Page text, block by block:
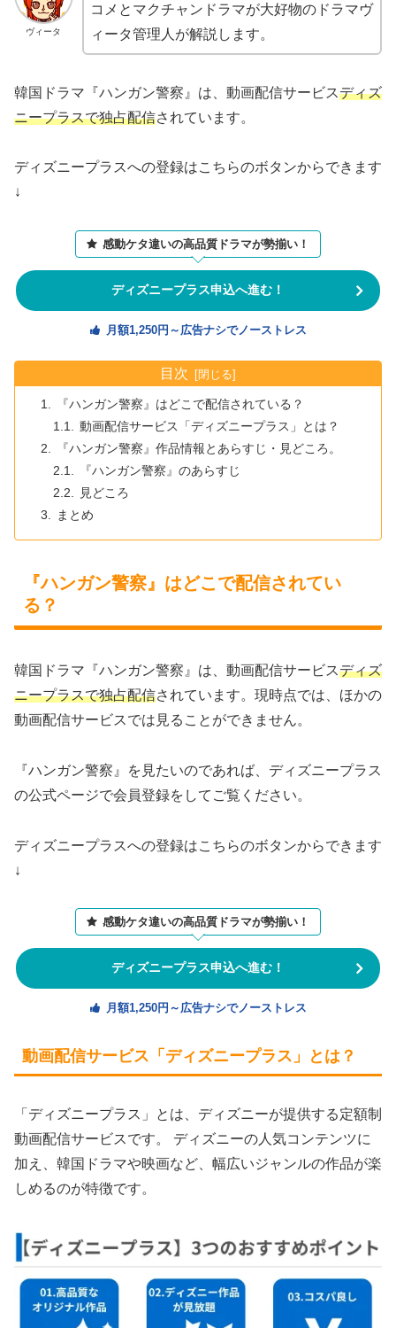
ヴィータ
コメとマクチャンドラマが大好物のドラマヴ
ィータ管理人が解説します。
韓国ドラマ『ハンガン警察』は、動画配信サービスディズ
ニープラスで独占配信されています。
ディズニープラスへの登録はこちらのボタンからできます
↓
感動ケタ違いの高品質ドラマが勢揃い！
ディズニープラス申込へ進む！
月額1,250円～広告ナシでノーストレス
目次
『ハンガン警察』はどこで配信されている？
動画配信サービス「ディズニープラス」とは？
『ハンガン警察』作品情報とあらすじ・見どころ。
『ハンガン警察』のあらすじ
見どころ
まとめ
『ハンガン警察』はどこで配信されてい
る？
韓国ドラマ『ハンガン警察』は、動画配信サービスディズ
ニープラスで独占配信されています。現時点では、ほかの
動画配信サービスでは見ることができません。
『ハンガン警察』を見たいのであれば、ディズニープラス
の公式ページで会員登録をしてご覧ください。
ディズニープラスへの登録はこちらのボタンからできます
↓
感動ケタ違いの高品質ドラマが勢揃い！
ディズニープラス申込へ進む！
月額1,250円～広告ナシでノーストレス
動画配信サービス「ディズニープラス」とは？
「ディズニープラス」とは、ディズニーが提供する定額制
動画配信サービスです。 ディズニーの人気コンテンツに
加え、韓国ドラマや映画など、幅広いジャンルの作品が楽
しめるのが特徴です。